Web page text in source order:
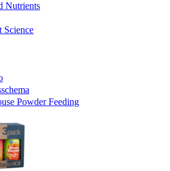
Nutrients
Science
Powder Feeding